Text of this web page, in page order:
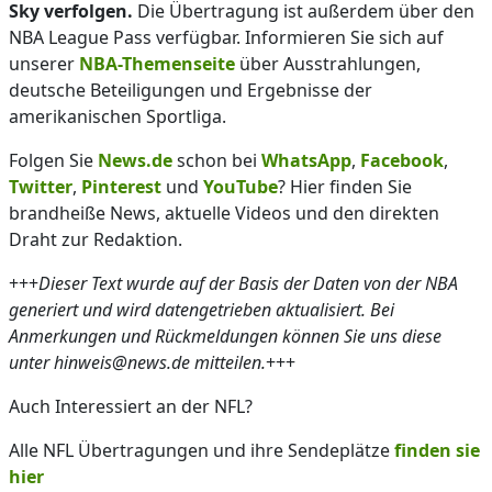
Sky verfolgen. Die Übertragung ist außerdem über den
NBA League Pass verfügbar. Informieren Sie sich auf
unserer NBA-Themenseite über Ausstrahlungen,
deutsche Beteiligungen und Ergebnisse der
amerikanischen Sportliga.
Folgen Sie News.deschon bei WhatsApp, Facebook,
Twitter, Pinterest und YouTube? Hier finden Sie
brandheiße News, aktuelle Videos und den direkten
Draht zur Redaktion.
+++Dieser Text wurde auf der Basis der Daten von der NBA
generiert und wird datengetrieben aktualisiert. Bei
Anmerkungen und Rückmeldungen können Sie uns diese
unter hinweis@news.de mitteilen.+++
Auch Interessiert an der NFL?
Alle NFL Übertragungen und ihre Sendeplätzefinden sie
hier